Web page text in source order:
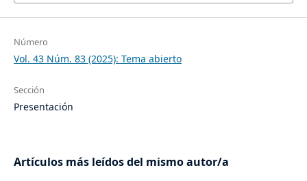
Número
Vol. 43 Núm. 83 (2025): Tema abierto
Sección
Presentación
Artículos más leídos del mismo autor/a